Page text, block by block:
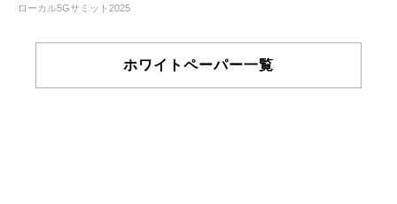
ローカル5Gサミット2025
ホワイトペーパー一覧